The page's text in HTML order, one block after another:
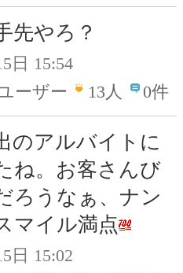
先やろ？
日 15:54
ーザー
13人 0件
のアルバイトに
ね。お客さんび
ろうなぁ、ナン
マイル満点
日 15:02